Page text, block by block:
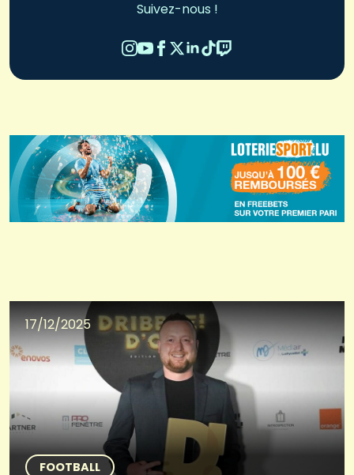
Suivez-nous !
17/12/2025
FOOTBALL